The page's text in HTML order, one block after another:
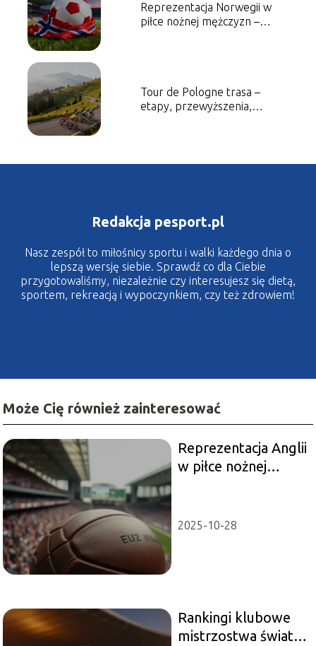
Reprezentacja Norwegii w
piłce nożnej mężczyzn –
Tour de Pologne trasa –
etapy, przewyższenia,
Redakcja pesport.pl
Nasz zespół to miłośnicy sportu i walki każdego dnia o
lepszą wersję siebie. Sprawdź co dla Ciebie
przygotowaliśmy, niezależnie czy interesujesz się dietą,
sportem, rekreacją i wypoczynkiem, czy też zdrowiem!
Może Cię również zainteresować
Reprezentacja Anglii
w piłce nożnej
2025-10-28
Rankingi klubowe
mistrzostwa świata